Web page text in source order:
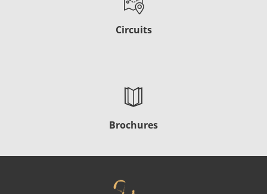
Circuits
Brochures